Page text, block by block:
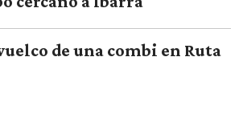
de una combi en Ruta